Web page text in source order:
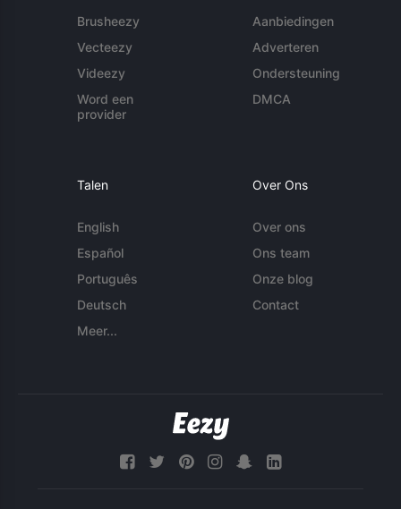
Brusheezy
Vecteezy
Videezy
Word een
provider
Aanbiedingen
Adverteren
Ondersteuning
DMCA
Talen
English
Español
Português
Deutsch
Meer...
Over Ons
Over ons
Ons team
Onze blog
Contact